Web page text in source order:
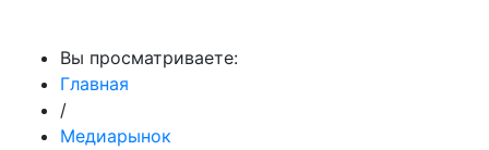
Вы просматриваете:
Главная
/
Медиарынок